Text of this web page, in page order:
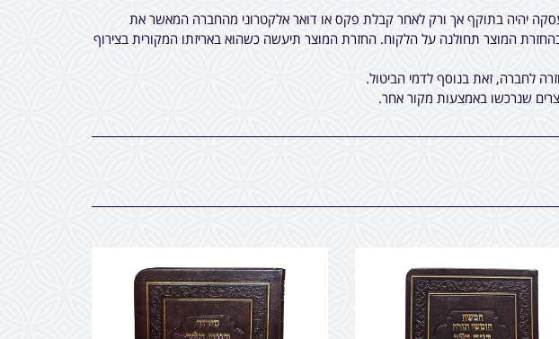
יהיה בתוקף אך ורק לאחר קבלת פקס או דואר אלקטרוני מהחברה המאשר את
המוצר תחולנה על הלקוח. החזרת המוצר תיעשה כשהוא באריזתו המקורית בצירוף
לחברה, זאת בנוסף לדמי הביטול.
שנרכשו באמצעות מקור אחר.